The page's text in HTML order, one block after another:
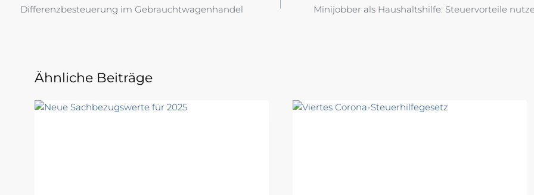
Differenzbesteuerung im Gebrauchtwagenhandel Minijobber als Haushaltshilfe: Steuervorteile
Ähnliche Beiträge